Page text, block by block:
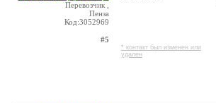
Перевозчик ,
Пенза
Код:3052969
#5
* контакт был изменен или
удален